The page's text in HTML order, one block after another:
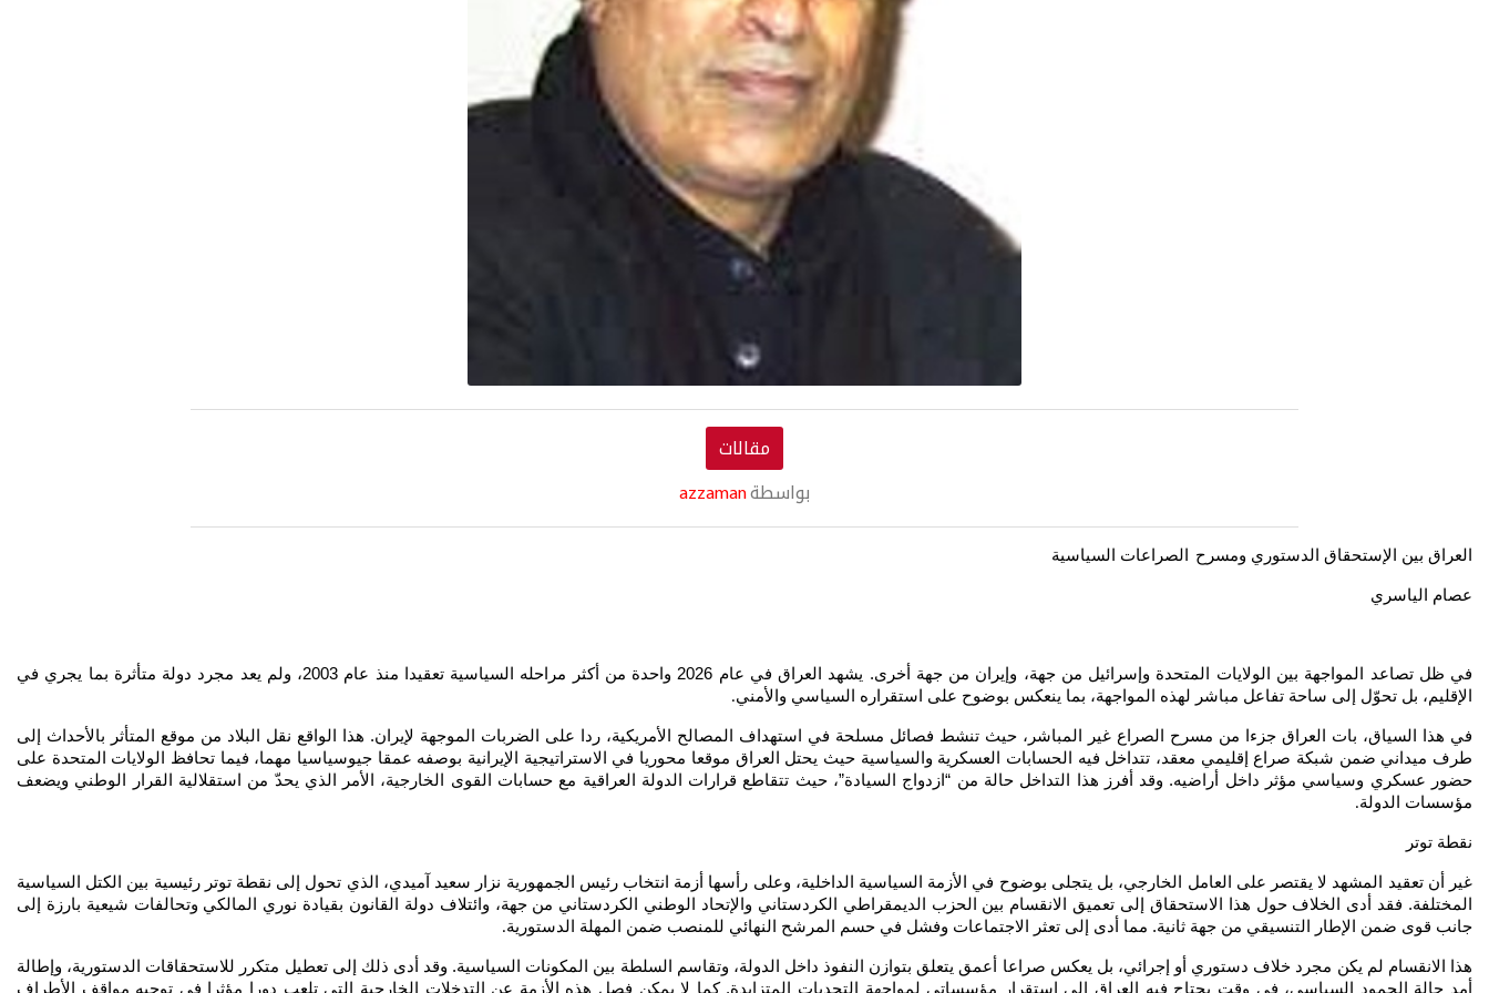
مقالات
بواسطةazzaman
العراق بين الإستحقاق الدستوري ومسرح الصراعات السياسية
عصام الياسري
في ظل تصاعد المواجهة بين الولايات المتحدة وإسرائيل من جهة، وإيران من جهة أخرى. يشهد العراق في عام 2026 واحدة من أكثر مراحله السياسية تعقيدا منذ عام 2003، ولم يعد مجرد دولة متأثرة بما يجري في
الإقليم، بل تحوّل إلى ساحة تفاعل مباشر لهذه المواجهة، بما ينعكس بوضوح على استقراره السياسي والأمني.
في هذا السياق، بات العراق جزءا من مسرح الصراع غير المباشر، حيث تنشط فصائل مسلحة في استهداف المصالح الأمريكية، ردا على الضربات الموجهة لإيران. هذا الواقع نقل البلاد من موقع المتأثر بالأحداث إلى
طرف ميداني ضمن شبكة صراع إقليمي معقد، تتداخل فيه الحسابات العسكرية والسياسية حيث يحتل العراق موقعا محوريا في الاستراتيجية الإيرانية بوصفه عمقا جيوسياسيا مهما، فيما تحافظ الولايات المتحدة على
حضور عسكري وسياسي مؤثر داخل أراضيه. وقد أفرز هذا التداخل حالة من “ازدواج السيادة”، حيث تتقاطع قرارات الدولة العراقية مع حسابات القوى الخارجية، الأمر الذي يحدّ من استقلالية القرار الوطني ويضعف
مؤسسات الدولة.
نقطة توتر
غير أن تعقيد المشهد لا يقتصر على العامل الخارجي، بل يتجلى بوضوح في الأزمة السياسية الداخلية، وعلى رأسها أزمة انتخاب رئيس الجمهورية نزار سعيد آميدي، الذي تحول إلى نقطة توتر رئيسية بين الكتل السياسية
المختلفة. فقد أدى الخلاف حول هذا الاستحقاق إلى تعميق الانقسام بين الحزب الديمقراطي الكردستاني والإتحاد الوطني الكردستاني من جهة، وائتلاف دولة القانون بقيادة نوري المالكي وتحالفات شيعية بارزة إلى
جانب قوى ضمن الإطار التنسيقي من جهة ثانية. مما أدى إلى تعثر الاجتماعات وفشل في حسم المرشح النهائي للمنصب ضمن المهلة الدستورية.
هذا الانقسام لم يكن مجرد خلاف دستوري أو إجرائي، بل يعكس صراعا أعمق يتعلق بتوازن النفوذ داخل الدولة، وتقاسم السلطة بين المكونات السياسية. وقد أدى ذلك إلى تعطيل متكرر للاستحقاقات الدستورية، وإطالة
أمد حالة الجمود السياسي، في وقت يحتاج فيه العراق إلى استقرار مؤسساتي لمواجهة التحديات المتزايدة. كما لا يمكن فصل هذه الأزمة عن التدخلات الخارجية التي تلعب دورا مؤثرا في توجيه مواقف الأطراف